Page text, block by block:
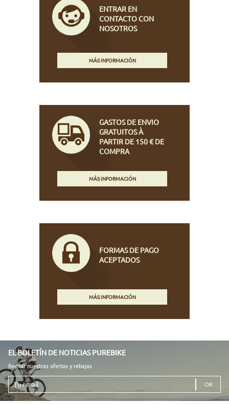
ENTRAR EN
CONTACTO CON
NOSOTROS
MÁS INFORMACIÓN
GASTOS DE ENVIO
GRATUITOS À
PARTIR DE 150 € DE
COMPRA
MÁS INFORMACIÓN
FORMAS DE PAGO
ACEPTADOS
MÁS INFORMACIÓN
EL BOLETÍN DE NOTICIAS PUREBIKE
Recibir nuestras ofertas y rebajas
Tu
email